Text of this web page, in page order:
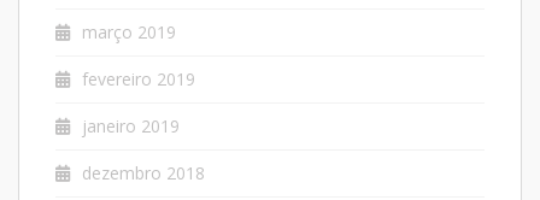
março 2019
fevereiro 2019
janeiro 2019
dezembro 2018